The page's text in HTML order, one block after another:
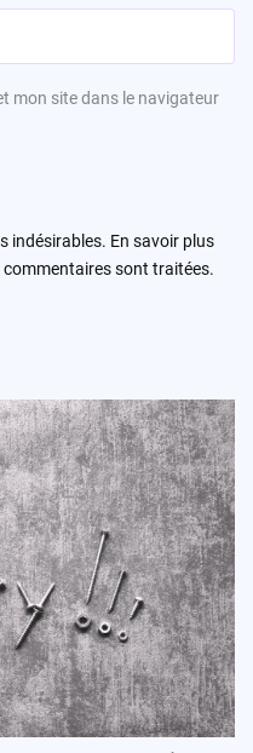
mon site dans le navigateur
indésirables. En savoir plus
sont traitées.